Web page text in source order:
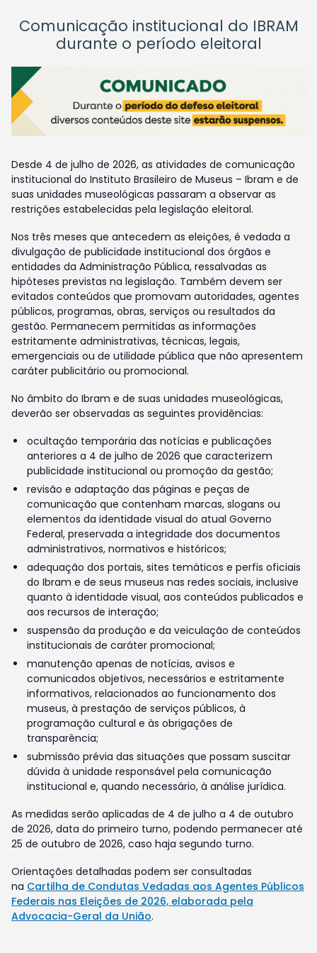
Comunicação institucional do IBRAM
durante o período eleitoral
Desde 4 de julho de 2026, as atividades de comunicação
institucional do Instituto Brasileiro de Museus – Ibram e de
suas unidades museológicas passaram a observar as
restrições estabelecidas pela legislação eleitoral.
Nos três meses que antecedem as eleições, é vedada a
divulgação de publicidade institucional dos órgãos e
entidades da Administração Pública, ressalvadas as
hipóteses previstas na legislação. Também devem ser
evitados conteúdos que promovam autoridades, agentes
públicos, programas, obras, serviços ou resultados da
gestão. Permanecem permitidas as informações
estritamente administrativas, técnicas, legais,
emergenciais ou de utilidade pública que não apresentem
caráter publicitário ou promocional.
No âmbito do Ibram e de suas unidades museológicas,
deverão ser observadas as seguintes providências:
ocultação temporária das notícias e publicações
anteriores a 4 de julho de 2026 que caracterizem
publicidade institucional ou promoção da gestão;
revisão e adaptação das páginas e peças de
comunicação que contenham marcas, slogans ou
elementos da identidade visual do atual Governo
Federal, preservada a integridade dos documentos
administrativos, normativos e históricos;
adequação dos portais, sites temáticos e perfis oficiais
do Ibram e de seus museus nas redes sociais, inclusive
quanto à identidade visual, aos conteúdos publicados e
aos recursos de interação;
suspensão da produção e da veiculação de conteúdos
institucionais de caráter promocional;
manutenção apenas de notícias, avisos e
comunicados objetivos, necessários e estritamente
informativos, relacionados ao funcionamento dos
museus, à prestação de serviços públicos, à
programação cultural e às obrigações de
transparência;
submissão prévia das situações que possam suscitar
dúvida à unidade responsável pela comunicação
institucional e, quando necessário, à análise jurídica.
As medidas serão aplicadas de 4 de julho a 4 de outubro
de 2026, data do primeiro turno, podendo permanecer até
25 de outubro de 2026, caso haja segundo turno.
Orientações detalhadas podem ser consultadas
na Cartilha de Condutas Vedadas aos Agentes Públicos
Federais nas Eleições de 2026, elaborada pela
Advocacia-Geral da União.